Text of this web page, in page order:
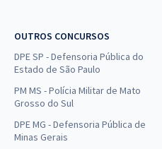
OUTROS CONCURSOS
DPE SP - Defensoria Pública do
Estado de São Paulo
PM MS - Polícia Militar de Mato
Grosso do Sul
DPE MG - Defensoria Pública de
Minas Gerais